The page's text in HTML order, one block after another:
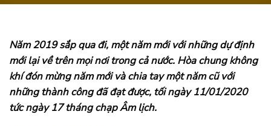
Năm 2019 sắp qua đi, một năm mới với những dự định
mới lại về trên mọi nơi trong cả nước. Hòa chung không
khí đón mừng năm mới và chia tay một năm cũ với
những thành công đã đạt được, tối ngày 11/01/2020
tức ngày 17 tháng chạp Âm lịch.